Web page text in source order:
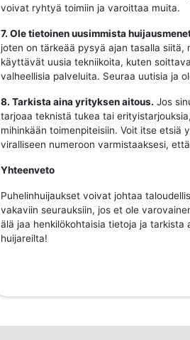
voivat ryhtyä toimiin ja varoittaa muita.
7. Ole tietoinen uusimmista
joten on tärkeää pysyä ajan tasalla siitä,
käyttävät uusia tekniikoita, kuten
valheellisia palveluita. Seuraa uutisia ja
8. Tarkista aina yrityksen aitous. Jos
tarjoaa teknistä tukea tai
mihinkään toimenpiteisiin. Voit itse
viralliseen numeroon varmistaaksesi,
Yhteenveto
Puhelinhuijaukset voivat johtaa
vakaviin seurauksiin, jos et ole
älä jaa henkilökohtaisia tietoja ja tarkista
huijareilta!